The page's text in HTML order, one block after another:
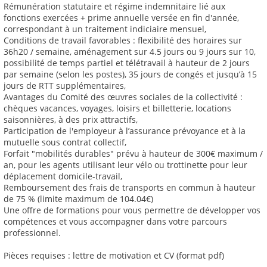
Rémunération statutaire et régime indemnitaire lié aux
fonctions exercées + prime annuelle versée en fin d'année,
correspondant à un traitement indiciaire mensuel,
Conditions de travail favorables : flexibilité des horaires sur
36h20 / semaine, aménagement sur 4.5 jours ou 9 jours sur 10,
possibilité de temps partiel et télétravail à hauteur de 2 jours
par semaine (selon les postes), 35 jours de congés et jusqu’à 15
jours de RTT supplémentaires,
Avantages du Comité des œuvres sociales de la collectivité :
chèques vacances, voyages, loisirs et billetterie, locations
saisonnières, à des prix attractifs,
Participation de l'employeur à l’assurance prévoyance et à la
mutuelle sous contrat collectif,
Forfait "mobilités durables" prévu à hauteur de 300€ maximum /
an, pour les agents utilisant leur vélo ou trottinette pour leur
déplacement domicile-travail,
Remboursement des frais de transports en commun à hauteur
de 75 % (limite maximum de 104.04€)
Une offre de formations pour vous permettre de développer vos
compétences et vous accompagner dans votre parcours
professionnel.
Pièces requises : lettre de motivation et CV (format pdf)